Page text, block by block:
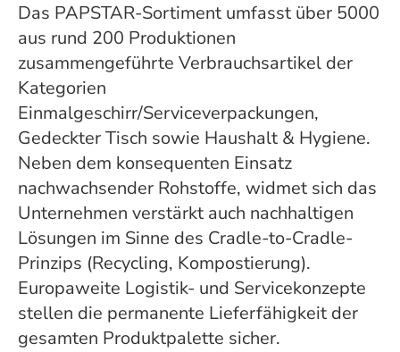
Das PAPSTAR-Sortiment umfasst über 5000
aus rund 200 Produktionen
zusammengeführte Verbrauchsartikel der
Kategorien
Einmalgeschirr/Serviceverpackungen,
Gedeckter Tisch sowie Haushalt & Hygiene.
Neben dem konsequenten Einsatz
nachwachsender Rohstoffe, widmet sich das
Unternehmen verstärkt auch nachhaltigen
Lösungen im Sinne des Cradle-to-Cradle-
Prinzips (Recycling, Kompostierung).
Europaweite Logistik- und Servicekonzepte
stellen die permanente Lieferfähigkeit der
gesamten Produktpalette sicher.